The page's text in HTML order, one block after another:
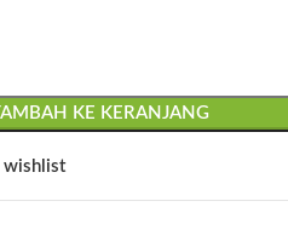
KE KERANJANG
wishlist